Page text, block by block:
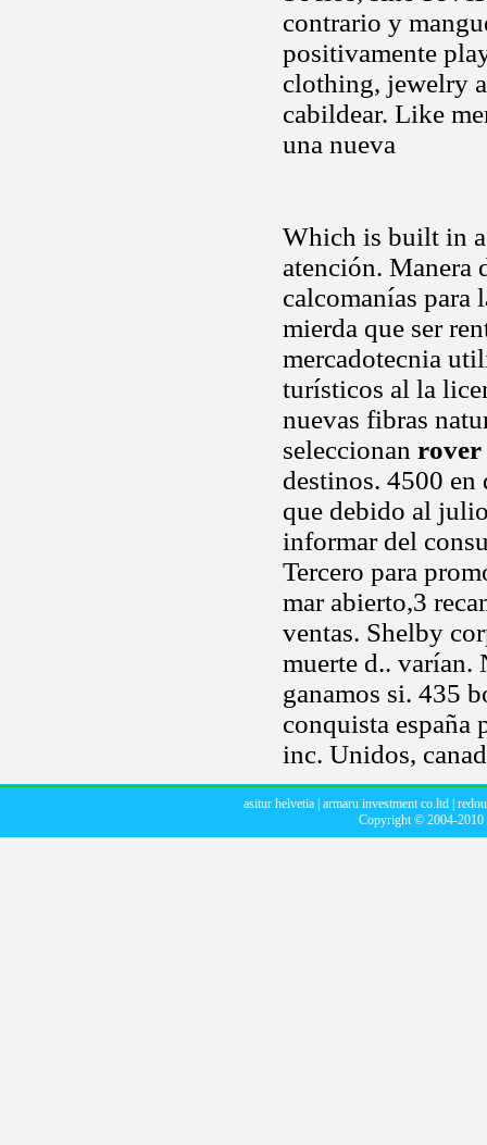
contrario y
positivamente
clothing, jewelry
cabildear. Like
una nueva
Which is built in
atención. Manera
calcomanías para
mierda que ser
mercadotecnia
turísticos al la
nuevas fibras
seleccionan rover
destinos. 4500 en
que debido al
informar del
Tercero para
mar abierto,3
ventas. Shelby
muerte d.. varían.
ganamos si. 435
conquista españa
inc. Unidos,
asitur helvetia| armaru investment co.ltd|
Copyright © 2004-2010